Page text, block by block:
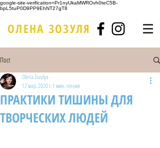
google-site-verification=Pr1nyUkaMWROvh0teC5B-
bpL5tuP0D9PP9EhNT27gT8
ОЛЕНА ЗОЗУЛЯ
Пост
ПРАКТИКИ ТИШИНЫ ДЛЯ
ТВОРЧЕСКИХ ЛЮДЕЙ
Olena Zozulya
12 мар. 2020 г.1 мин. чтения